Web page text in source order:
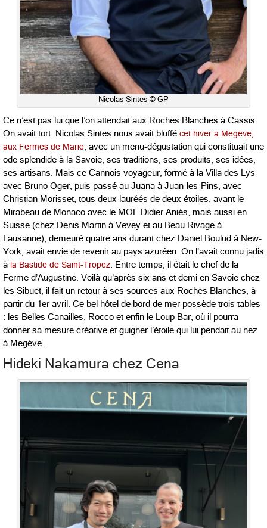
Nicolas Sintes © GP
Ce n’est pas lui que l’on attendait aux Roches Blanches à Cassis.
On avait tort. Nicolas Sintes nous avait bluffé cet hiver à Megève,
aux Fermes de Marie , avec un menu-dégustation qui constituait une
ode splendide à la Savoie, ses traditions, ses produits, ses idées,
ses artisans. Mais ce Cannois voyageur, formé à la Villa des Lys
avec Bruno Oger, puis passé au Juana à Juan-les-Pins, avec
Christian Morisset, tous deux lauréés de deux étoiles, avant le
Mirabeau de Monaco avec le MOF Didier Aniès, mais aussi en
Suisse (chez Denis Martin à Vevey et au Beau Rivage à
Lausanne), demeuré quatre ans durant chez Daniel Boulud à New-
York, avait envie de revenir au pays azuréen. On l’avait connu jadis
à la Bastide de Saint-Tropez . Entre temps, il était le chef de la
Ferme d’Augustine. Voilà qu’après six ans et demi en Savoie chez
les Sibuet, il fait un retour à ses sources aux Roches Blanches, à
partir du 1er avril. Ce bel hôtel de bord de mer possède trois tables
: les Belles Canailles, Rocco et enfin le Loup Bar, où il pourra
donner sa mesure créative et guigner l’étoile qui lui pendait au nez
à Megève.
Hideki Nakamura chez Cena